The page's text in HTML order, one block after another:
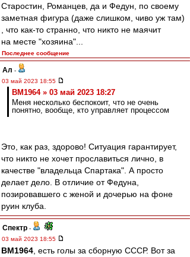
Старостин, Романцев, да и Федун, по своему
заметная фигура (даже слишком, чиво уж там)
, что как-то странно, что никто не маячит
на месте "хозяина"...
Последнее сообщение
Ал -
03 май 2023 18:55
BM1964 » 03 май 2023 18:27
Меня несколько беспокоит, что не очень
понятно, вообще, кто управляет процессом
Это, как раз, здорово! Ситуация гарантирует,
что никто не хочет прославиться лично, в
качестве "владельца Спартака". А просто
делает дело. В отличие от Федуна,
позировавшего с женой и дочерью на фоне
руин клуба.
Спектр -
03 май 2023 18:55
BM1964 , есть голы за сборную СССР. Вот за